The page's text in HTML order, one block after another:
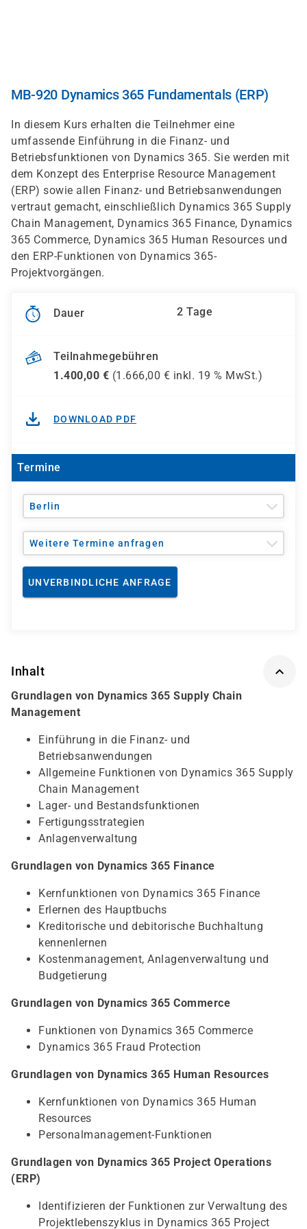
MB-920 Dynamics 365 Fundamentals (ERP)
In diesem Kurs erhalten die Teilnehmer eine
umfassende Einführung in die Finanz- und
Betriebsfunktionen von Dynamics 365. Sie werden mit
dem Konzept des Enterprise Resource Management
(ERP) sowie allen Finanz- und Betriebsanwendungen
vertraut gemacht, einschließlich Dynamics 365 Supply
Chain Management, Dynamics 365 Finance, Dynamics
365 Commerce, Dynamics 365 Human Resources und
den ERP-Funktionen von Dynamics 365-
Projektvorgängen.
Dauer 2 Tage
Teilnahmegebühren
1.400,00 € (1.666,00 € inkl. 19 % MwSt.)
DOWNLOAD PDF
Termine
Berlin
Weitere Termine anfragen
UNVERBINDLICHE ANFRAGE
Inhalt
Grundlagen von Dynamics 365 Supply Chain
Management
Einführung in die Finanz- und
Betriebsanwendungen
Allgemeine Funktionen von Dynamics 365 Supply
Chain Management
Lager- und Bestandsfunktionen
Fertigungsstrategien
Anlagenverwaltung
Grundlagen von Dynamics 365 Finance
Kernfunktionen von Dynamics 365 Finance
Erlernen des Hauptbuchs
Kreditorische und debitorische Buchhaltung
kennenlernen
Kostenmanagement, Anlagenverwaltung und
Budgetierung
Grundlagen von Dynamics 365 Commerce
Funktionen von Dynamics 365 Commerce
Dynamics 365 Fraud Protection
Grundlagen von Dynamics 365 Human Resources
Kernfunktionen von Dynamics 365 Human
Resources
Personalmanagement-Funktionen
Grundlagen von Dynamics 365 Project Operations
(ERP)
Identifizieren der Funktionen zur Verwaltung des
Projektlebenszyklus in Dynamics 365 Project